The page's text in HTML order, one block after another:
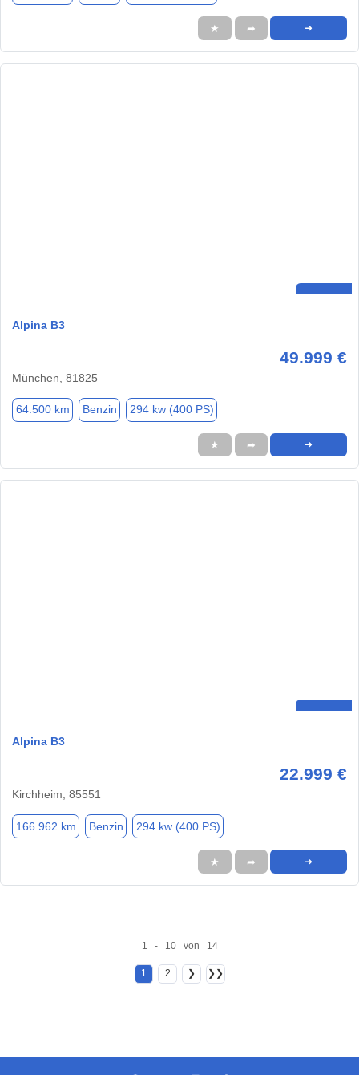
★ ➦ ➜
Alpina B3
49.999 €
München, 81825
64.500 km Benzin 294 kw (400 PS)
★ ➦ ➜
Alpina B3
22.999 €
Kirchheim, 85551
166.962 km Benzin 294 kw (400 PS)
★ ➦ ➜
1 - 10 von 14
1 2 ❯ ❯❯